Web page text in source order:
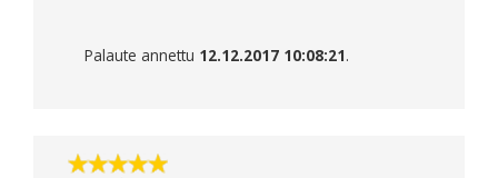
Palaute annettu 12.12.2017 10:08:21.